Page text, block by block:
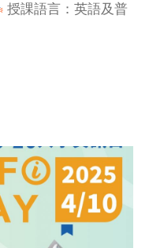
授課語言：英語及普